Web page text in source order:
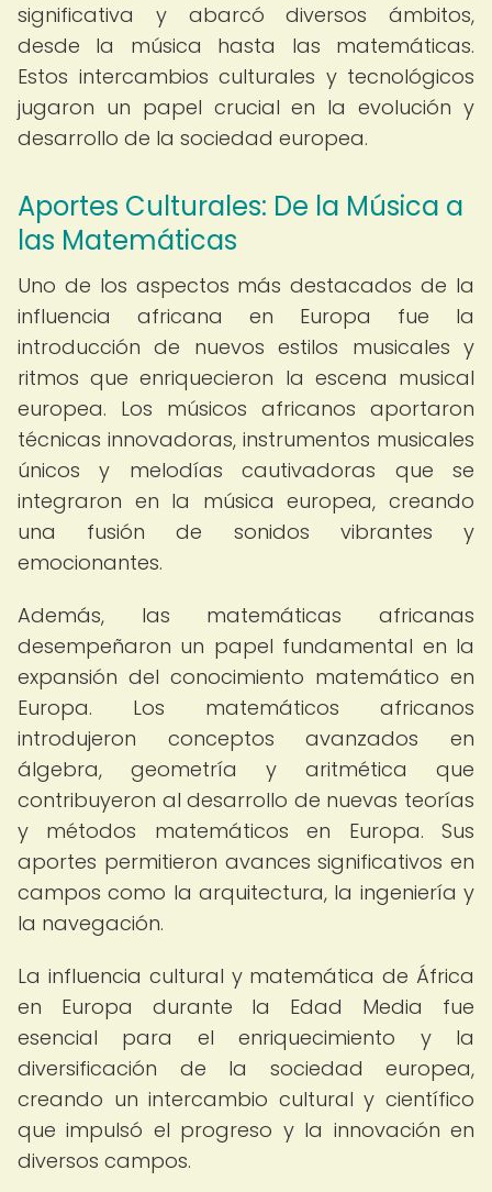
significativa y abarcó diversos ámbitos,
desde la música hasta las matemáticas.
Estos intercambios culturales y tecnológicos
jugaron un papel crucial en la evolución y
desarrollo de la sociedad europea.
Aportes Culturales: De la Música a
las Matemáticas
Uno de los aspectos más destacados de la
influencia africana en Europa fue la
introducción de nuevos estilos musicales y
ritmos que enriquecieron la escena musical
europea. Los músicos africanos aportaron
técnicas innovadoras, instrumentos musicales
únicos y melodías cautivadoras que se
integraron en la música europea, creando
una fusión de sonidos vibrantes y
emocionantes.
Además, las matemáticas africanas
desempeñaron un papel fundamental en la
expansión del conocimiento matemático en
Europa. Los matemáticos africanos
introdujeron conceptos avanzados en
álgebra, geometría y aritmética que
contribuyeron al desarrollo de nuevas teorías
y métodos matemáticos en Europa. Sus
aportes permitieron avances significativos en
campos como la arquitectura, la ingeniería y
la navegación.
La influencia cultural y matemática de África
en Europa durante la Edad Media fue
esencial para el enriquecimiento y la
diversificación de la sociedad europea,
creando un intercambio cultural y científico
que impulsó el progreso y la innovación en
diversos campos.